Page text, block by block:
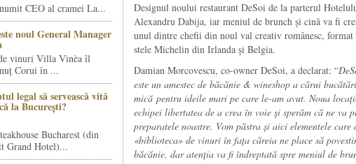
CEO al cramei La...
noul General Manager
vinuri Villa Vinèa îl
Corui în ...
legal să servească vită
la București?
Bucharest (din
Grand Hotel)...
Designul noului restaurant DeSoi de la parterul
Alexandru Dabija, iar meniul de brunch și cină va fi
unul dintre chefii din noul val creativ românesc, format
stele Michelin din Irlanda și Belgia.
Damian Morcovescu, co-owner DeSoi, a declarat: “
este un amestec de băcănie & wineshop a cărui
mică pentru ideile mari pe care le-am avut. Noua
echipei libertatea de a crea în voie şi sperăm că ne va
preparatele noastre. Vom păstra și aici elementele care
«biblioteca» de vinuri în fața căreia ne place să
băcănie, dar atenția va fi îndreptată spre meniul de